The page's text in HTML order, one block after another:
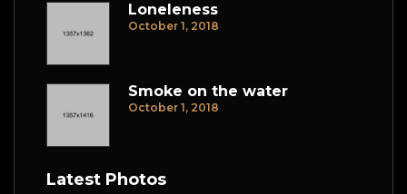
Loneleness
October 1, 2018
Smoke on the water
October 1, 2018
Latest Photos